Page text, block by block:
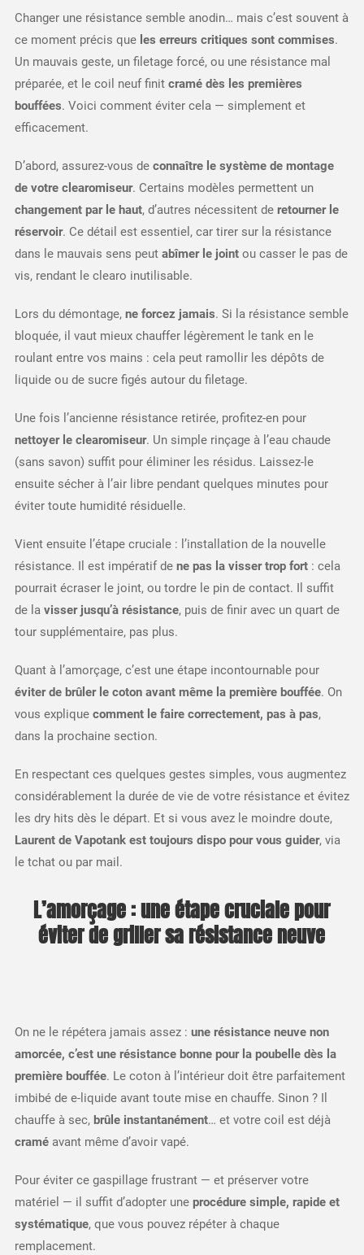
Changer une résistance semble anodin… mais c’est souvent à
ce moment précis que les erreurs critiques sont commises.
Un mauvais geste, un filetage forcé, ou une résistance mal
préparée, et le coil neuf finit cramé dès les premières
bouffées. Voici comment éviter cela — simplement et
efficacement.
D’abord, assurez-vous de connaître le système de montage
de votre clearomiseur. Certains modèles permettent un
changement par le haut, d’autres nécessitent de retourner le
réservoir. Ce détail est essentiel, car tirer sur la résistance
dans le mauvais sens peut abîmer le jointou casser le pas de
vis, rendant le clearo inutilisable.
Lors du démontage, ne forcez jamais. Si la résistance semble
bloquée, il vaut mieux chauffer légèrement le tank en le
roulant entre vos mains : cela peut ramollir les dépôts de
liquide ou de sucre figés autour du filetage.
Une fois l’ancienne résistance retirée, profitez-en pour
nettoyer le clearomiseur. Un simple rinçage à l’eau chaude
(sans savon) suffit pour éliminer les résidus. Laissez-le
ensuite sécher à l’air libre pendant quelques minutes pour
éviter toute humidité résiduelle.
Vient ensuite l’étape cruciale : l’installation de la nouvelle
résistance. Il est impératif de ne pas la visser trop fort: cela
pourrait écraser le joint, ou tordre le pin de contact. Il suffit
de la visser jusqu’à résistance, puis de finir avec un quart de
tour supplémentaire, pas plus.
Quant à l’amorçage, c’est une étape incontournable pour
éviter de brûler le coton avant même la première bouffée. On
vous explique comment le faire correctement, pas à pas,
dans la prochaine section.
En respectant ces quelques gestes simples, vous augmentez
considérablement la durée de vie de votre résistance et évitez
les dry hits dès le départ. Et si vous avez le moindre doute,
Laurent de Vapotank est toujours dispo pour vous guider, via
le tchat ou par mail.
L’amorçage : une étape cruciale pour
éviter de griller sa résistance neuve
On ne le répétera jamais assez : une résistance neuve non
amorcée, c’est une résistance bonne pour la poubelle dès la
première bouffée. Le coton à l’intérieur doit être parfaitement
imbibé de e-liquide avant toute mise en chauffe. Sinon ? Il
chauffe à sec, brûle instantanément… et votre coil est déjà
craméavant même d’avoir vapé.
Pour éviter ce gaspillage frustrant — et préserver votre
matériel — il suffit d’adopter une procédure simple, rapide et
systématique, que vous pouvez répéter à chaque
remplacement.